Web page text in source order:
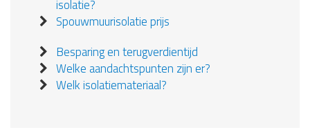
isolatie?
Spouwmuurisolatie prijs
Besparing en terugverdientijd
Welke aandachtspunten zijn er?
Welk isolatiemateriaal?